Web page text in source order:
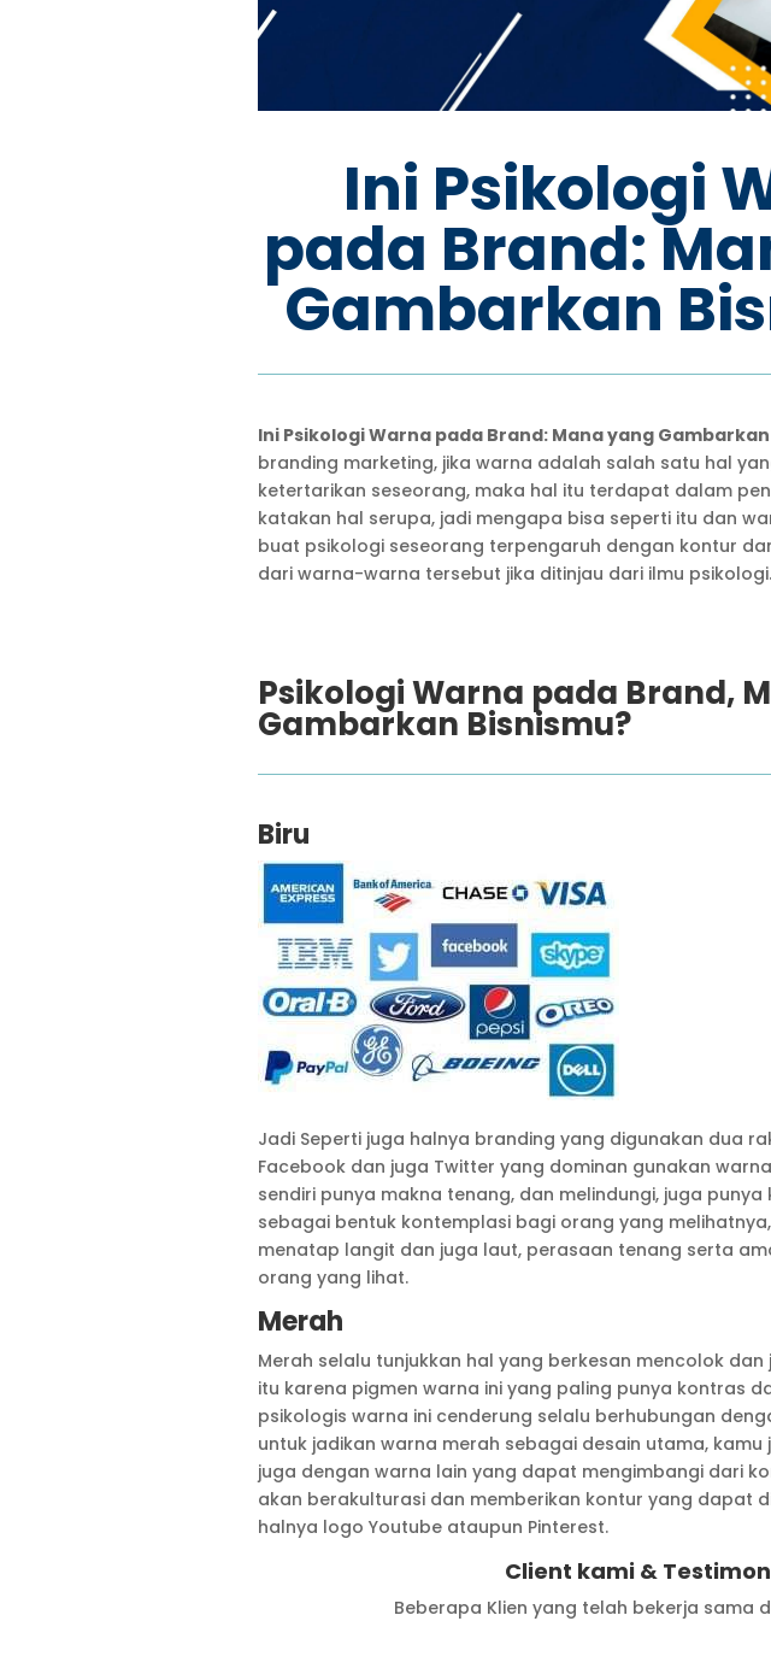
Ini Psikologi
pada Brand:
Gambarkan
Ini Psikologi Warna pada Brand: Mana yang
branding marketing, jika warna adalah salah satu hal
ketertarikan seseorang, maka hal itu terdapat dalam
katakan hal serupa, jadi mengapa bisa seperti itu dan
buat psikologi seseorang terpengaruh dengan kontur
dari warna-warna tersebut jika ditinjau dari ilmu psikologi.
Psikologi Warna pada Brand,
Gambarkan Bisnismu?
Biru
Jadi Seperti juga halnya branding yang digunakan dua
Facebook dan juga Twitter yang dominan gunakan
sendiri punya makna tenang, dan melindungi, juga
sebagai bentuk kontemplasi bagi orang yang
menatap langit dan juga laut, perasaan tenang serta
orang yang lihat.
Merah
Merah selalu tunjukkan hal yang berkesan mencolok dan
itu karena pigmen warna ini yang paling punya kontras
psikologis warna ini cenderung selalu berhubungan
untuk jadikan warna merah sebagai desain utama,
juga dengan warna lain yang dapat mengimbangi dari
akan berakulturasi dan memberikan kontur yang dapat
halnya logo Youtube ataupun Pinterest.
Client kami &
Beberapa Klien yang telah bekerja sama